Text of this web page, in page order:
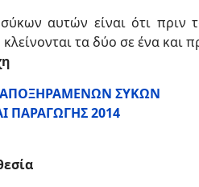
αυτών είναι ότι πριν
τα δύο σε ένα και
ΑΠΟΞΗΡΑΜΕΝΩΝ ΣΥΚΩΝ
ΠΑΡΑΓΩΓΗΣ 2014